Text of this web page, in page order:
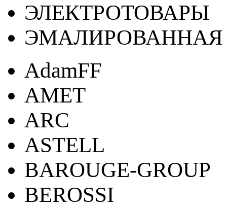
ЭЛЕКТРОТОВАРЫ
ЭМАЛИРОВАННАЯ
AdamFF
AMET
ARC
ASTELL
BAROUGE-GROUP
BEROSSI